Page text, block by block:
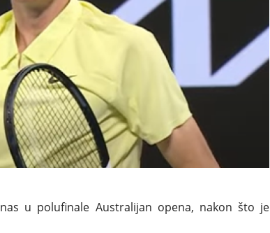
u polufinale Australijan opena, nakon što je